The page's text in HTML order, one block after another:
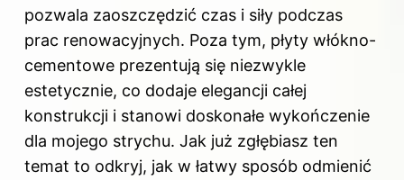
pozwala zaoszczędzić czas i siły podczas
prac renowacyjnych. Poza tym, płyty włókno-
cementowe prezentują się niezwykle
estetycznie, co dodaje elegancji całej
konstrukcji i stanowi doskonałe wykończenie
dla mojego strychu. Jak już zgłębiasz ten
temat to odkryj, jak w łatwy sposób odmienić